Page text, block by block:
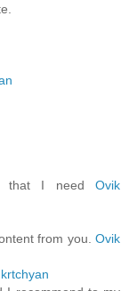
that I need Ovik
from you. Ovik